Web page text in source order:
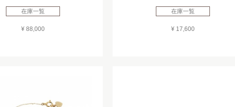
在庫一覧
¥ 88,000
在庫一覧
¥ 17,600